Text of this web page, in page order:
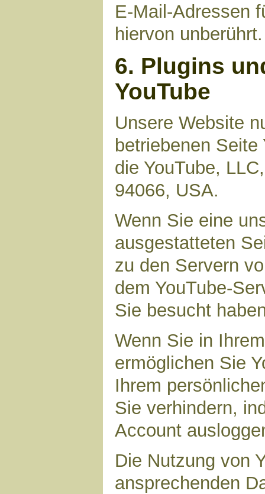
E-Mail-Adressen
hiervon unberührt.
6. Plugins
YouTube
Unsere Website
betriebenen
die YouTube,
94066, USA.
Wenn Sie eine
ausgestatteten
zu den Servern
dem YouTube-
Sie besucht
Wenn Sie in
ermöglichen Sie
Ihrem
Sie verhindern,
Account
Die Nutzung von
ansprechenden